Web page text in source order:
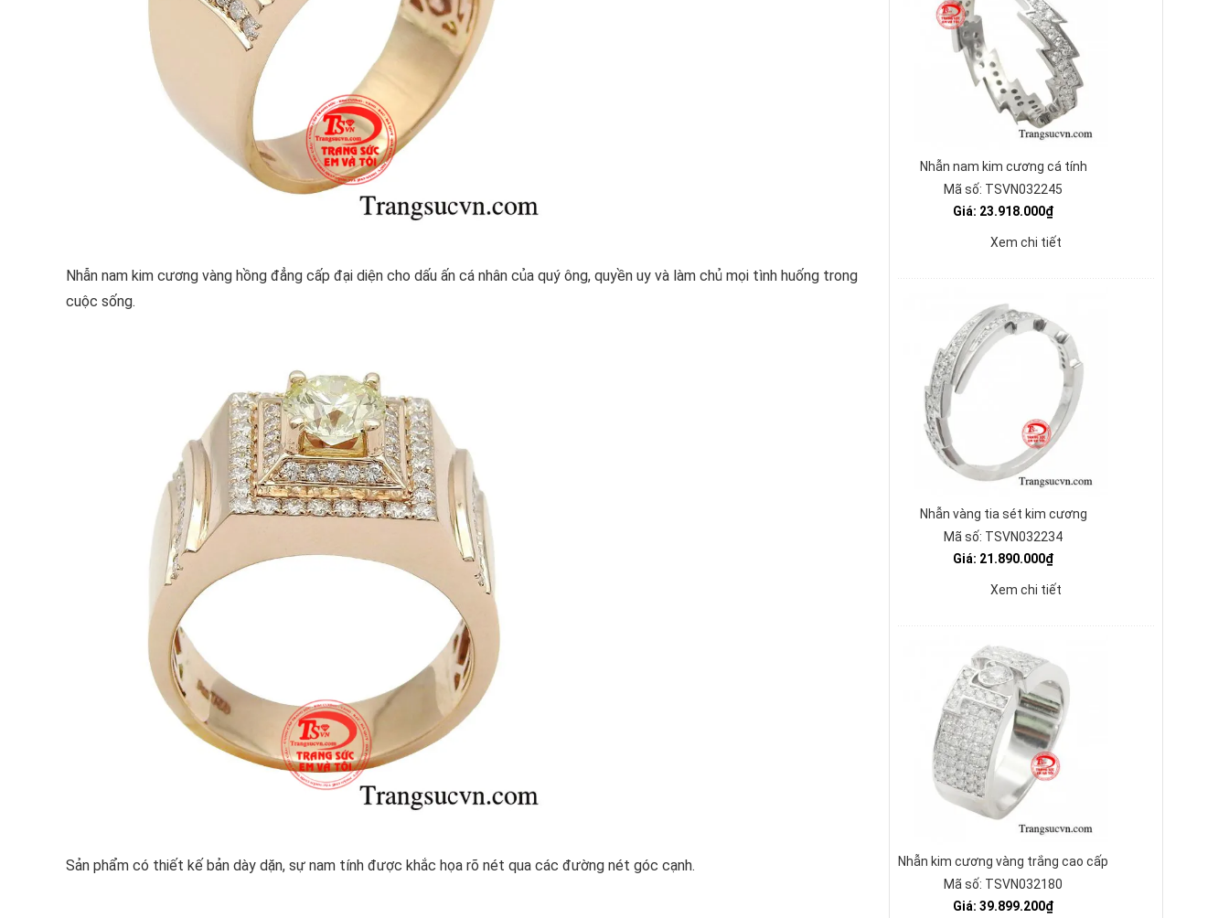
Nhẫn nam kim cương vàng hồng đẳng cấp đại diện cho dấu ấn cá nhân của quý ông, quyền uy và làm chủ mọi tình huống trong
cuộc sống.
Sản phẩm có thiết kế bản dày dặn, sự nam tính được khắc họa rõ nét qua các đường nét góc cạnh.
Nhẫn nam kim cương cá tính
Mã số: TSVN032245
Giá: 23.918.000₫
Xem chi tiết
Nhẫn vàng tia sét kim cương
Mã số: TSVN032234
Giá: 21.890.000₫
Xem chi tiết
Nhẫn kim cương vàng trắng cao cấp
Mã số: TSVN032180
Giá: 39.899.200₫